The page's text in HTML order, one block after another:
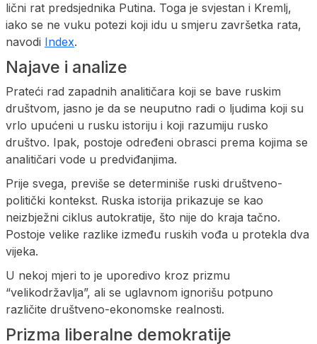
lični rat predsjednika Putina. Toga je svjestan i Kremlj,
iako se ne vuku potezi koji idu u smjeru završetka rata,
navodi Index.
Najave i analize
Prateći rad zapadnih analitičara koji se bave ruskim
društvom, jasno je da se neuputno radi o ljudima koji su
vrlo upućeni u rusku istoriju i koji razumiju rusko
društvo. Ipak, postoje određeni obrasci prema kojima se
analitičari vode u predviđanjima.
Prije svega, previše se determiniše ruski društveno-
politički kontekst. Ruska istorija prikazuje se kao
neizbježni ciklus autokratije, što nije do kraja tačno.
Postoje velike razlike između ruskih vođa u protekla dva
vijeka.
U nekoj mjeri to je uporedivo kroz prizmu
“velikodržavlja”, ali se uglavnom ignorišu potpuno
različite društveno-ekonomske realnosti.
Prizma liberalne demokratije